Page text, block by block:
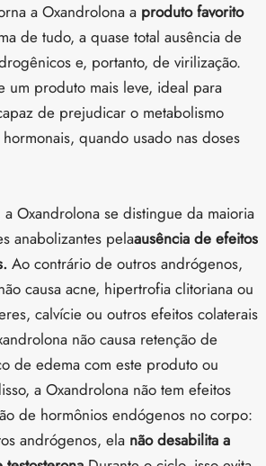
a Oxandrolona a produto favorito
de tudo, a quase total ausência de
e, portanto, de virilização.
um produto mais leve, ideal para
de prejudicar o metabolismo
quando usado nas doses
Oxandrolona se distingue da maioria
anabolizantes pelaausência de efeitos
Ao contrário de outros andrógenos,
causa acne, hipertrofia clitoriana ou
calvície ou outros efeitos colaterais
não causa retenção de
de edema com este produto ou
a Oxandrolona não tem efeitos
de hormônios endógenos no corpo:
andrógenos, ela não desabilita a